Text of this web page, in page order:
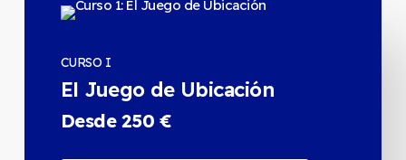
CURSO I
El Juego de Ubicación
Desde 250 €